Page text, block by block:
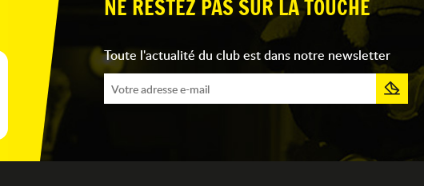
NE RESTEZ PAS SUR LA TOUCHE
Toute l'actualité du club est dans notre newsletter